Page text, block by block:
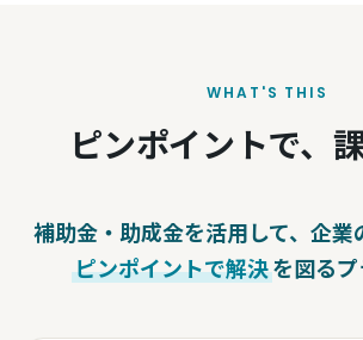
WHAT'S THIS
ピンポイントで、
補助金・助成金を活用して、企業
ピンポイントで解決を図るプ